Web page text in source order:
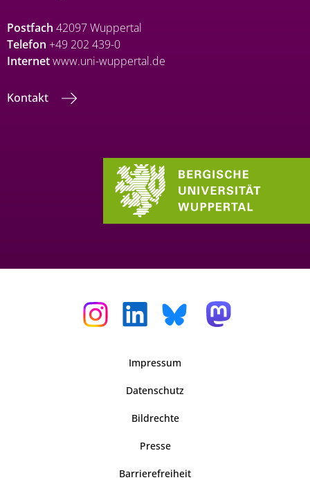
Postfach 42097 Wuppertal
Telefon +49 202 439-0
Internetwww.uni-wuppertal.de
Kontakt
Impressum
Datenschutz
Bildrechte
Presse
Barrierefreiheit